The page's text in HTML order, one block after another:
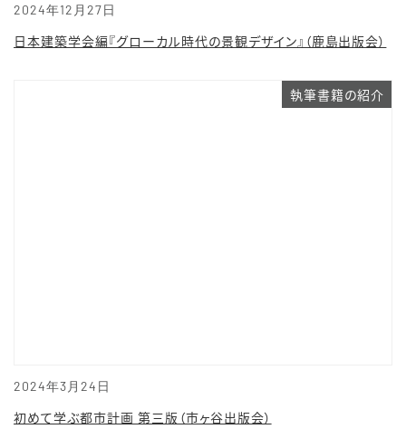
2024年12月27日
日本建築学会編『グローカル時代の景観デザイン』（鹿島出版会）
2024年3月24日
執筆書籍の紹介
初めて学ぶ都市計画 第三版（市ヶ谷出版会）